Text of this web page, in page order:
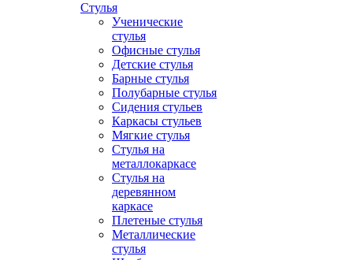
Стулья
Ученические
стулья
Офисные стулья
Детские стулья
Барные стулья
Полубарные стулья
Сидения стульев
Каркасы стульев
Мягкие стулья
Стулья на
металлокаркасе
Стулья на
деревянном
каркасе
Плетеные стулья
Металлические
стулья